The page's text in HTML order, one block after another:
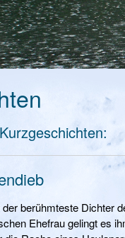
berühmteste Dichter
Ehefrau gelingt es